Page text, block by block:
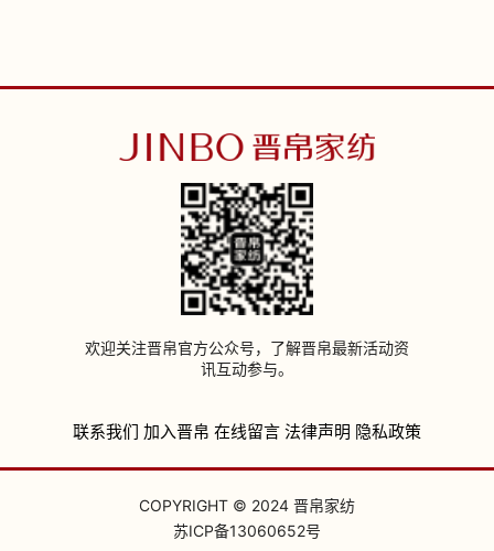
欢迎关注晋帛官方公众号，了解晋帛最新活动资
讯互动参与。
联系我们 加入晋帛 在线留言 法律声明 隐私政策
COPYRIGHT © 2024 晋帛家纺
苏ICP备13060652号